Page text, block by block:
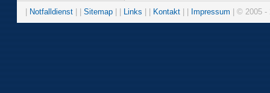
Notfalldienst Sitemap Links Kontakt Impressum | © 2005 -